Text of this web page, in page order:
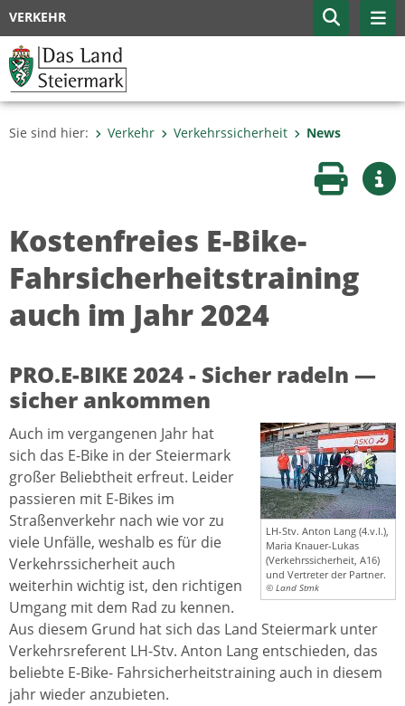
VERKEHR
Sie sind hier: Verkehr Verkehrssicherheit News
Seite
Kostenfreies E-Bike-
Fahrsicherheitstraining
auch im Jahr 2024
PRO.E-BIKE 2024 - Sicher radeln —
sicher ankommen
LH-Stv. Anton Lang (4.v.l.),
Maria Knauer-Lukas
(Verkehrssicherheit, A16)
und Vertreter der Partner.
© Land Stmk
Auch im vergangenen Jahr hat
sich das E-Bike in der Steiermark
großer Beliebtheit erfreut. Leider
passieren mit E-Bikes im
Straßenverkehr nach wie vor zu
viele Unfälle, weshalb es für die
Verkehrssicherheit auch
weiterhin wichtig ist, den richtigen
Umgang mit dem Rad zu kennen.
Aus diesem Grund hat sich das Land Steiermark unter
Verkehrsreferent LH-Stv. Anton Lang entschieden, das
beliebte E-Bike- Fahrsicherheitstraining auch in diesem
jahr wieder anzubieten.